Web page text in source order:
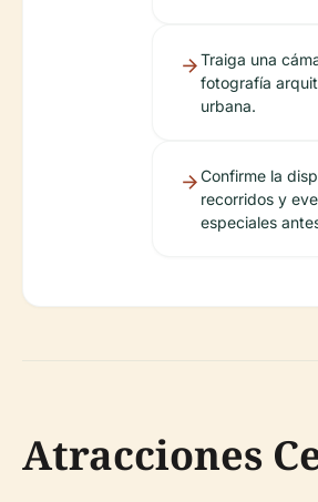
Traiga una
fotografía
urbana.
Confirme la
recorridos y
especiales
Atracciones